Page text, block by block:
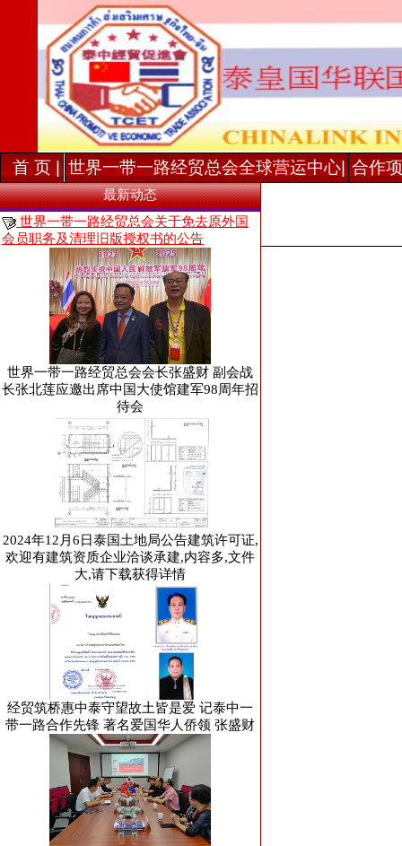
首 页 | 世界一带一路经贸总会全球营运中心| 合作
最新动态
世界一带一路经贸总会关于免去原外国
会员职务及清理旧版授权书的公告
世界一带一路经贸总会会长张盛财 副会战
长张北莲应邀出席中国大使馆建军98周年招
待会
2024年12月6日泰国土地局公告建筑许可证,
欢迎有建筑资质企业洽谈承建,内容多,文件
大,请下载获得详情
经贸筑桥惠中泰守望故土皆是爱 记泰中一
带一路合作先锋 著名爱国华人侨领 张盛财